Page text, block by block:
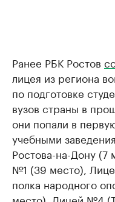
Ранее РБК Ростов
лицея из региона
по подготовке
вузов страны в
они попали в
учебными
Ростова-на-Дону (7
№1 (39 место),
полка народного